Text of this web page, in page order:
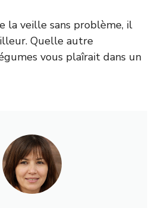
la veille sans problème, il
Quelle autre
vous plaîrait dans un